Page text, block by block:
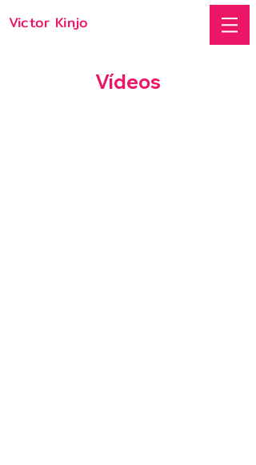
Victor Kinjo
Vídeos